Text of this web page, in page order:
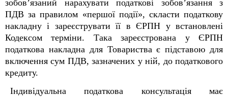
зобов’язаний нарахувати податкові зобов’язання з
ПДВ за правилом «першої події», скласти податкову
накладну і зареєструвати її в ЄРПН у встановлені
Кодексом терміни. Така зареєстрована у ЄРПН
податкова накладна для Товариства є підставою для
включення сум ПДВ, зазначених у ній, до податкового
кредиту.
Індивідуальна податкова консультація має